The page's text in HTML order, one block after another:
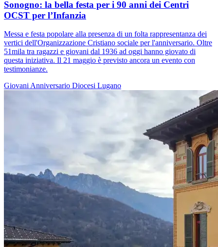
Sonogno: la bella festa per i 90 anni dei Centri
OCST per l’Infanzia
Messa e festa popolare alla presenza di un folta rappresentanza dei
vertici dell'Organizzazione Cristiano sociale per l'anniversario. Oltre
51mila tra ragazzi e giovani dal 1936 ad oggi hanno giovato di
questa iniziativa. Il 21 maggio è previsto ancora un evento con
testimonianze.
Giovani Anniversario Diocesi Lugano